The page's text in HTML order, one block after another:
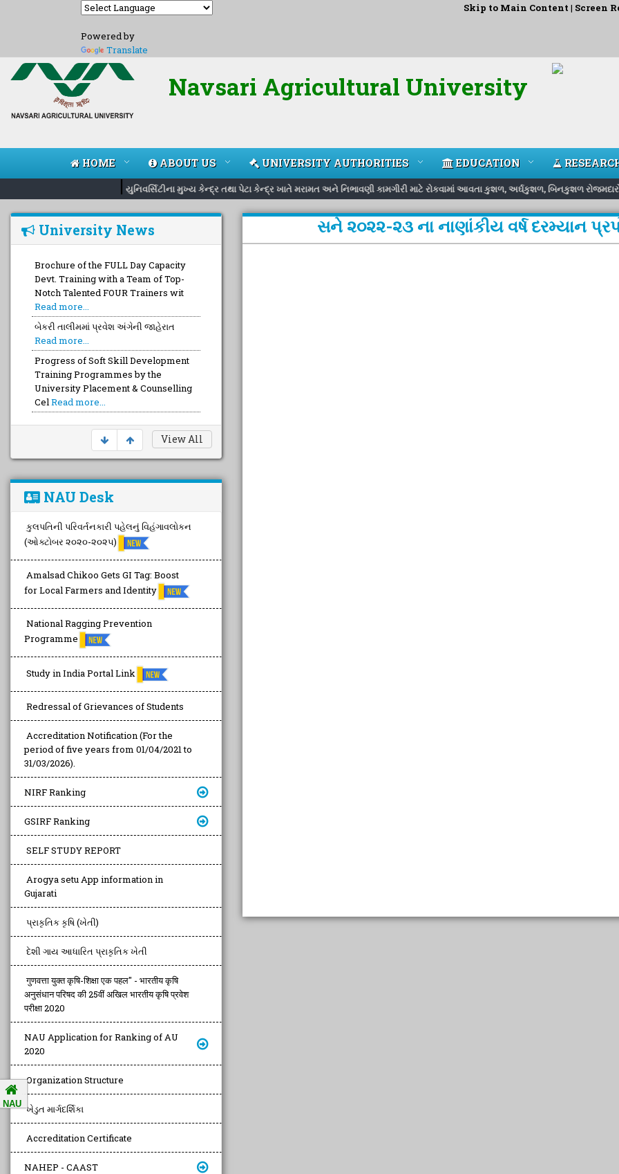
Powered by
Translate
Skip to Main Content | Screen
Navsari Agricultural University
HOME ABOUT US UNIVERSITY AUTHORITIES EDUCATION
| યુનિવર્સિટીના મુખ્ય કેન્દ્ર તથા પેટા કેન્દ્ર ખાતે મરામત અને નિભાવણી કામગીરી માટે રોકવામાં આવતા કુશળ, અર્ઘકુશળ, બિનકુશળ
University News
Brochure of the FULL Day Capacity
Devt. Training with a Team of Top-
Notch Talented FOUR Trainers wit
Read more...
બેકરી તાલીમમાં પ્રવેશ અંગેની જાહેરાત
Read more...
Progress of Soft Skill Development
Training Programmes by the
University Placement & Counselling
CelRead more...
View All
NAU Desk
કુલપતિની પરિવર્તનકારી પહેલનું વિહંગાવલોકન
(ઓક્ટોબર ૨૦૨૦-૨૦૨૫)
Amalsad Chikoo Gets GI Tag: Boost
for Local Farmers and Identity
National Ragging Prevention
Programme
Study in India Portal Link
Redressal of Grievances of Students
Accreditation Notification (For the
period of five years from 01/04/2021 to
31/03/2026).
NIRF Ranking
GSIRF Ranking
SELF STUDY REPORT
Arogya setu App information in
Gujarati
પ્રાકૃતિક કૃષિ (ખેતી)
દેશી ગાય આધારિત પ્રાકૃતિક ખેતી
गुणवत्ता युक्त कृषि-शिक्षा एक पहल" - भारतीय कृषि
अनुसंधान परिषद की 25वीं अखिल भारतीय कृषि प्रवेश
परीक्षा 2020
NAU Application for Ranking of AU
2020
Organization Structure
ખેડુત માર્ગદર્શિકા
Accreditation Certificate
NAHEP - CAAST
સને ૨૦૨૨-૨૩ ના નાણાંકીય વર્ષ દરમ્યાન
NAU